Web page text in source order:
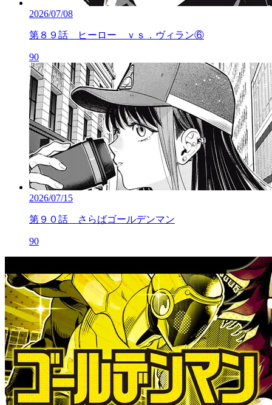
2026/07/08
第８９話 ヒーロー ｖｓ．ヴィラン⑥
90
2026/07/15
第９０話 さらばゴールデンマン
90